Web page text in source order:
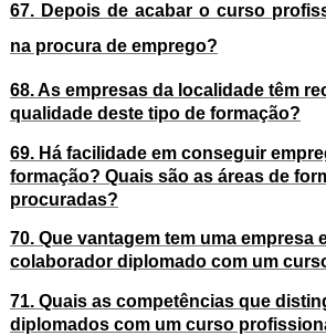
67. Depois de acabar o curso
na procura de emprego?
68. As empresas da localidade têm
qualidade deste tipo de formação?
69. Há facilidade em conseguir
formação? Quais são as áreas de
procuradas?
70. Que vantagem tem uma empresa
colaborador diplomado com um
71. Quais as competências que
diplomados com um curso